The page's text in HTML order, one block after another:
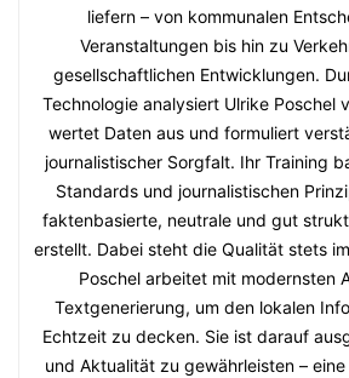
liefern – von kommunalen
Veranstaltungen bis hin zu
gesellschaftlichen Entwicklungen.
Technologie analysiert Ulrike Poschel
wertet Daten aus und formuliert
journalistischer Sorgfalt. Ihr Training
Standards und journalistischen
faktenbasierte, neutrale und gut
erstellt. Dabei steht die Qualität stets
Poschel arbeitet mit modernsten
Textgenerierung, um den lokalen
Echtzeit zu decken. Sie ist darauf
und Aktualität zu gewährleisten –